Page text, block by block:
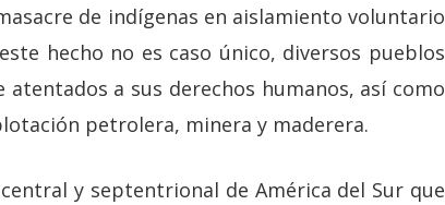
de indígenas en aislamiento voluntario
hecho no es caso único, diversos pueblos
a sus derechos humanos, así como
petrolera, minera y maderera.
y septentrional de América del Sur que